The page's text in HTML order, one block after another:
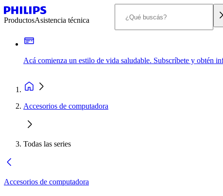
ProductosAsistencia técnica
Acá comienza un estilo de vida saludable. Subscríbete y obtén
Accesorios de computadora
Todas las series
Accesorios de computadora